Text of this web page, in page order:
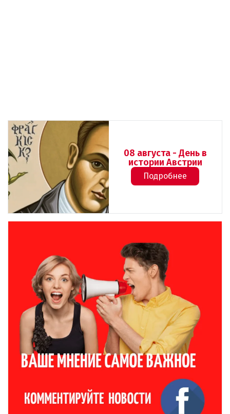
08 августа - День в
истории Австрии
Подробнее